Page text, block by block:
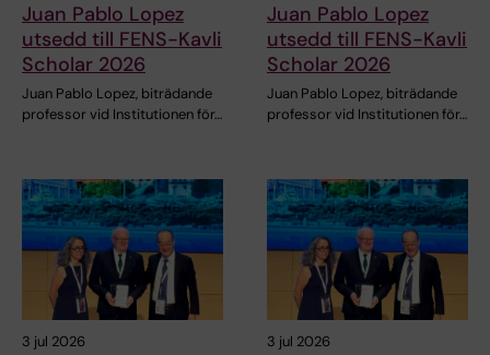
Juan Pablo Lopez
utsedd till FENS-Kavli
Scholar 2026
Juan Pablo Lopez, biträdande
professor vid Institutionen för…
Juan Pablo Lopez
utsedd till FENS-Kavli
Scholar 2026
Juan Pablo Lopez, biträdande
professor vid Institutionen för…
3 jul 2026 3 jul 2026